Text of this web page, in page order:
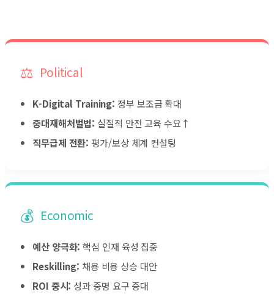
⚖️ Political
K-Digital Training: 정부 보조금 확대
중대재해처벌법: 실질적 안전 교육 수요↑
직무급제 전환: 평가/보상 체계 컨설팅
💰 Economic
예산 양극화: 핵심 인재 육성 집중
Reskilling: 채용 비용 상승 대안
ROI 중시: 성과 증명 요구 증대